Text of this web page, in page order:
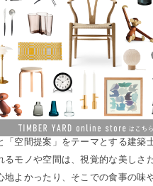
US
「空間提案」をテーマとする建築
るモノや空間は、視覚的な美しさ
地よかったり、そこでの食事の味